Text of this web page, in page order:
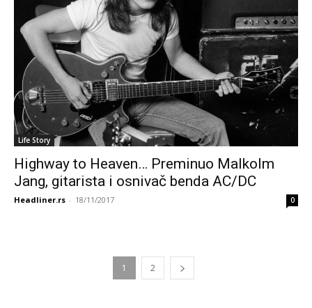
Life Story
Highway to Heaven… Preminuo Malkolm
Jang, gitarista i osnivač benda AC/DC
Headliner.rs - 18/11/2017 0
1 2